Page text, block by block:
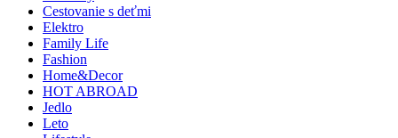
Cestovanie s deťmi
Elektro
Family Life
Fashion
Home&Decor
HOT ABROAD
Jedlo
Leto